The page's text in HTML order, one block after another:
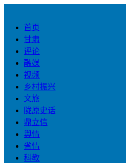
首页
甘肃
评论
融媒
视频
乡村振兴
文旅
陇原史话
鼎立信
舆情
省情
科教